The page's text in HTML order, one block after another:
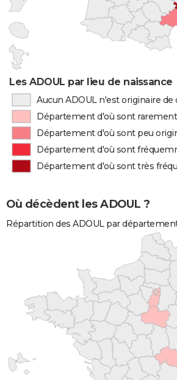
Les ADOUL par lieu de naissance
Aucun ADOUL n'est originaire
Département d'où sont rarement
Département d'où sont peu
Département d'où sont
Département d'où sont très
Où décèdent les ADOUL ?
Répartition des ADOUL par